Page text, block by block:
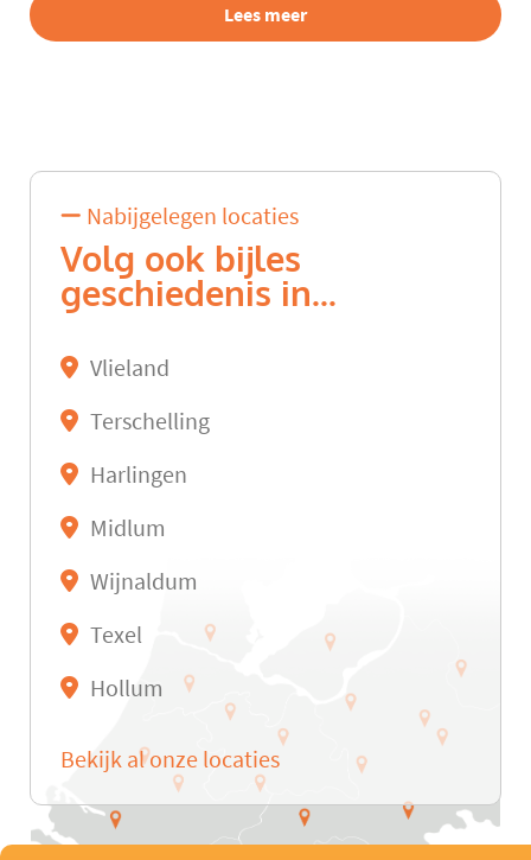
Lees meer
Nabijgelegen locaties
Volg ook bijles
geschiedenis in...
Vlieland
Terschelling
Harlingen
Midlum
Wijnaldum
Texel
Hollum
Bekijk al onze locaties